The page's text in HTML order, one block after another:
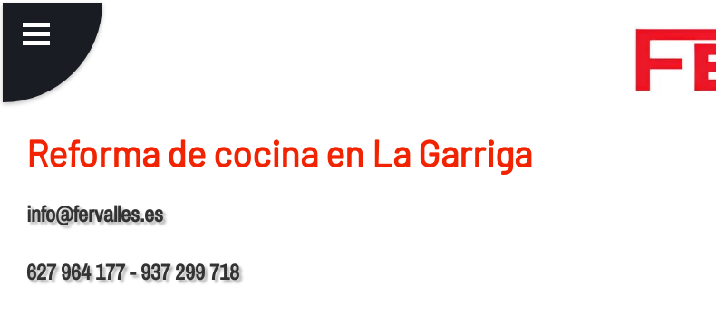
Reforma de cocina en La Garriga
info@fervalles.es
627 964 177 - 937 299 718